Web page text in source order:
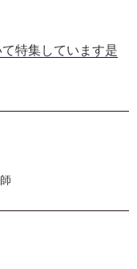
特集しています是